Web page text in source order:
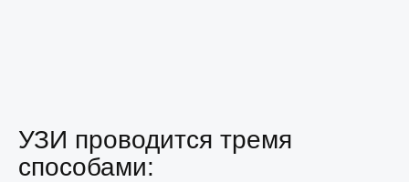
УЗИ проводится тремя
способами: